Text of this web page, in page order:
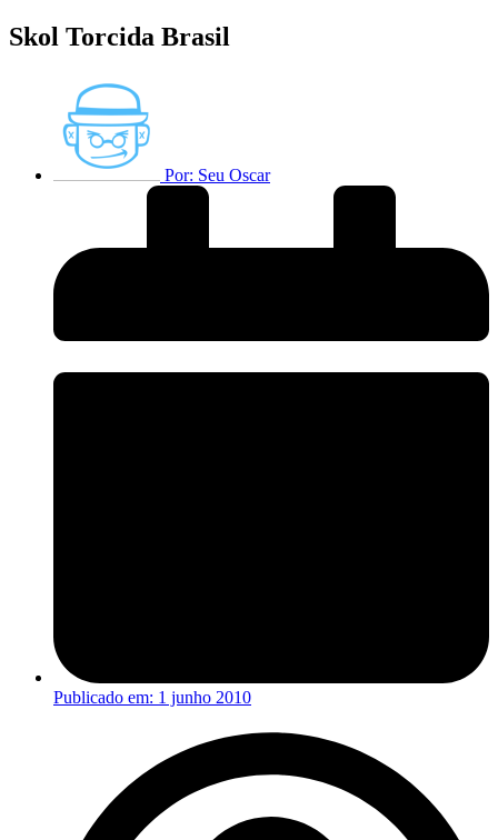
Skol Torcida Brasil
Por: Seu Oscar
Publicado em: 1 junho 2010